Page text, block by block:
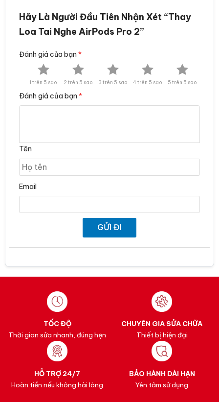
Hãy Là Người Đầu Tiên Nhận Xét “Thay
Loa Tai Nghe AirPods Pro 2”
Đánh giá của bạn *
1 trên 5 sao 2 trên 5 sao 3 trên 5 sao 4 trên 5 sao 5 trên 5 sao
Đánh giá của bạn *
Tên
Email
TỐC ĐỘ
Thời gian sửa nhanh, đúng hẹn
CHUYÊN GIA SỬA CHỮA
Thiết bị hiện đại
HỖ TRỢ 24/7
Hoàn tiền nếu không hài lòng
BẢO HÀNH DÀI HẠN
Yên tâm sử dụng